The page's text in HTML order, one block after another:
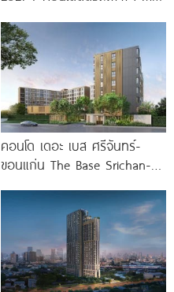
คอนโด เดอะ เบส ศรีจันทร์-
ขอนแก่น The Base Srichan-
ขอนแก่น